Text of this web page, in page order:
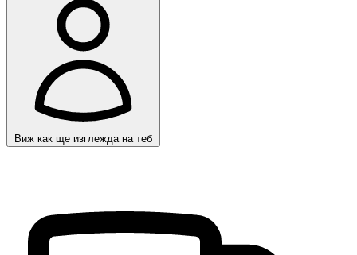
Виж как ще изглежда на теб